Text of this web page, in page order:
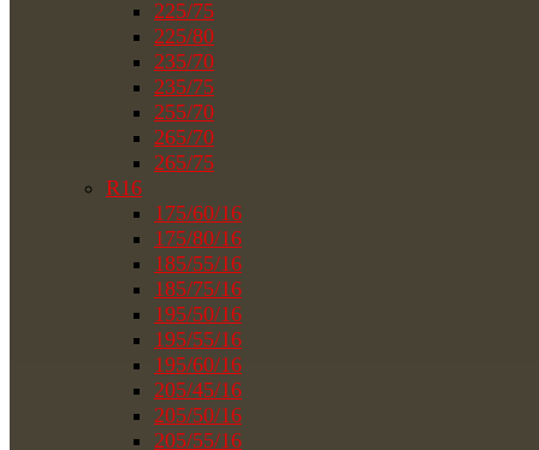
225/75
225/80
235/70
235/75
255/70
265/70
265/75
R16
175/60/16
175/80/16
185/55/16
185/75/16
195/50/16
195/55/16
195/60/16
205/45/16
205/50/16
205/55/16